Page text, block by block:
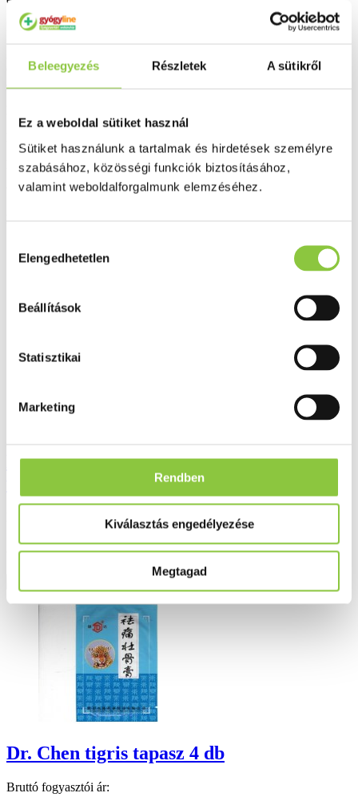
Beleegyezés Részletek A sütikről
Ez a weboldal sütiket használ
Sütiket használunk a tartalmak és hirdetések személyre
szabásához, közösségi funkciók biztosításához,
valamint weboldalforgalmunk elemzéséhez.
kiválasztása
Elengedhetetlen
Beállítások
Statisztikai
Marketing
Rendben
Kiválasztás engedélyezése
Megtagad
Kiszerelés: 20 x 10 g.
étrendet és az egészséges életmódot. Ne lépje túl az ajánlott napi
Minőségellenőrzött termékek
Valós gyógyszertári háttér
Ezek is érdekelhetik Önt
Dr. Chen kohoflu lándzsás útifű szirup C-
Bruttó fogyasztói ár:
2 544 Ft
Részletek
Dr. Chen tigris tapasz 4 db
Bruttó fogyasztói ár: